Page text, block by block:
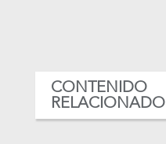
CONTENIDO
RELACIONADO